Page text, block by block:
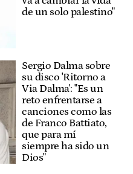
de un solo palestino"
Sergio Dalma sobre
su disco 'Ritorno a
Via Dalma': "Es un
reto enfrentarse a
canciones como las
de Franco Battiato,
que para mí
siempre ha sido un
Dios"